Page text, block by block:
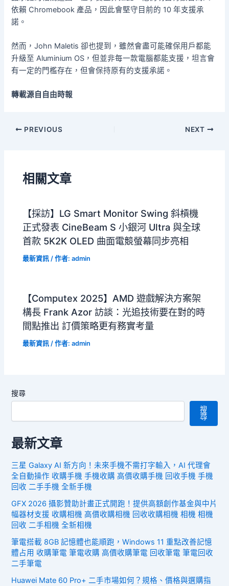
依賴 Chromebook 產品，因此會堅守目前的 10 年支援承
諾。
然而，John Maletis 卻也提到，雖然會盡可能確保用戶都能
升級至 Aluminium OS，但並非每一款電腦都能支援，坦言會
有一定的門檻存在，但會保持原有的支援承諾。
轉載源自自由時報
PREVIOUS NEXT
相關文章
【採訪】LG Smart Monitor Swing 斜槓機
正式發表 CineBeam S 小銀河 Ultra 與全球
首款 5K2K OLED 曲面電競螢幕同步亮相
最新資訊 / 作者:admin
【Computex 2025】AMD 遊戲解決方案架
構長 Frank Azor 訪談：光追技術要在對的時
間點推出 訂價策略更有務實考量
最新資訊 / 作者:admin
搜尋
搜
尋
最新文章
三星 Galaxy AI 新方向！未來手機不需打字輸入，AI 代理會
全自動操作 收購手機 手機收購 高價收購手機 回收手機 手機
回收 二手手機 全新手機
GFX 2026 攝影贊助計畫正式開跑！提供高額創作基金與中片
幅器材支援 收購相機 高價收購相機 回收收購相機 相機 相機
回收 二手相機 全新相機
筆電搭載 8GB 記憶體也能順跑，Windows 11 重點改善記憶
體占用 收購筆電 筆電收購 高價收購筆電 回收筆電 筆電回收
二手筆電
Huawei Mate 60 Pro+ 二手市場如何？規格、價格與選購指